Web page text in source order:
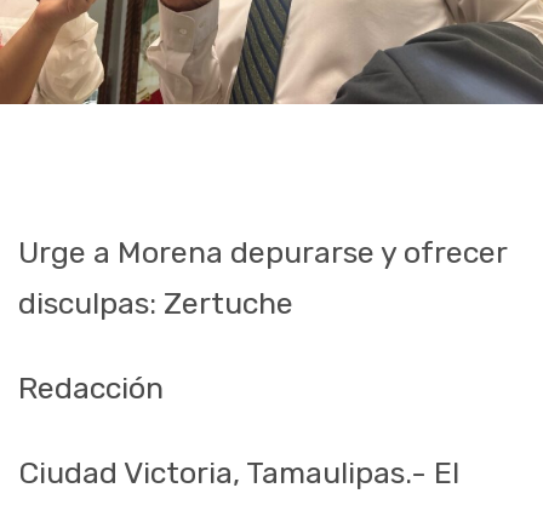
Urge a Morena depurarse y ofrecer
disculpas: Zertuche
Redacción
Ciudad Victoria, Tamaulipas.- El